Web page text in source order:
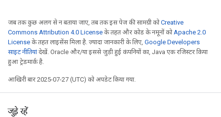
जब तक कुछ अलग से न बताया जाए, तब तक इस पेज की सामग्री कोCreative
Commons Attribution 4.0 License के तहत और कोड के नमूनों कोApache 2.0
License के तहत लाइसेंस मिला है. ज़्यादा जानकारी के लिए, Google Developers
साइट नीतियांदेखें. Oracle और/या इससे जुड़ी हुई कंपनियों का, Java एक रजिस्टर किया
हुआ ट्रेडमार्क है.
आखिरी बार 2025-07-27 (UTC) को अपडेट किया गया.
जुड़े रहें